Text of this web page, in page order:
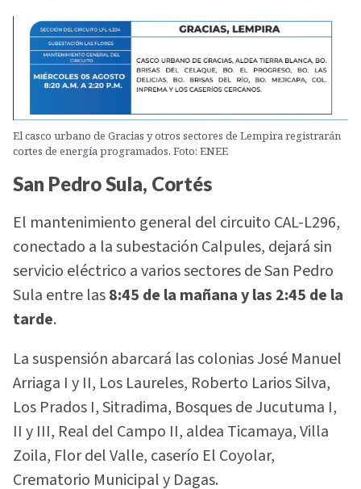
El casco urbano de Gracias y otros sectores de Lempira registrarán
cortes de energía programados. Foto: ENEE
San Pedro Sula, Cortés
El mantenimiento general del circuito CAL-L296,
conectado a la subestación Calpules, dejará sin
servicio eléctrico a varios sectores de San Pedro
Sula entre las8:45 de la mañana y las 2:45 de la
tarde.
La suspensión abarcará las colonias José Manuel
Arriaga I y II, Los Laureles, Roberto Larios Silva,
Los Prados I, Sitradima, Bosques de Jucutuma I,
II y III, Real del Campo II, aldea Ticamaya, Villa
Zoila, Flor del Valle, caserío El Coyolar,
Crematorio Municipal y Dagas.